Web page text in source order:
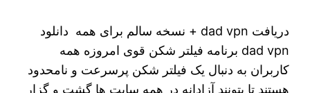
دریافت dad vpn + نسخه سالم برای همه دانلود
dad vpn برنامه فیلتر شکن قوی امروزه همه
کاربران به دنبال یک فیلتر شکن پرسرعت و نامحدود
هستند تا بتونند آزادانه در همه سایت ها گشت و گزار